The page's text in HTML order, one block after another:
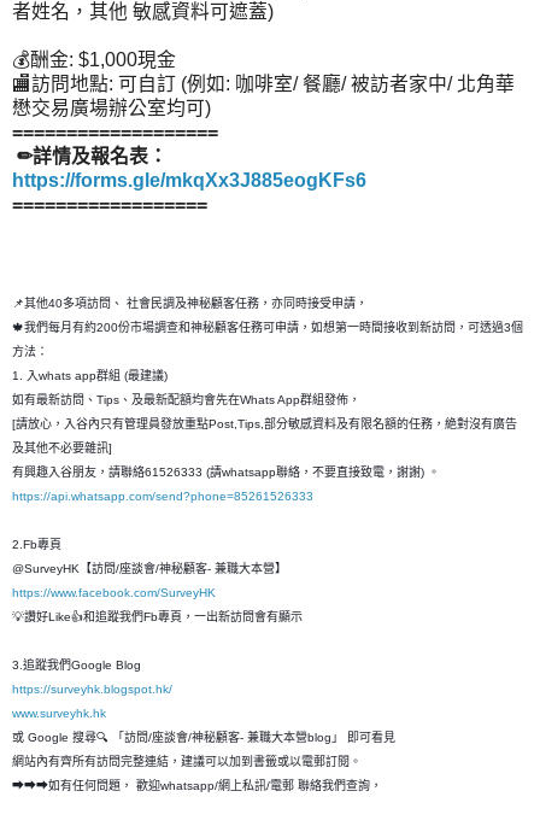
者姓名，其他 敏感資料可遮蓋)
💰酬金: $1,000現金
🏬訪問地點: 可自訂 (例如: 咖啡室/ 餐廳/ 被訪者家中/ 北角華
懋交易廣場辦公室均可)
===================
✏詳情及報名表：
https://forms.gle/mkqXx3J885eogKFs6
==================
📌其他40多項訪問、 社會民調及神秘顧客任務，亦同時接受申請，
🍁我們每月有約200份市場調查和神秘顧客任務可申請，如想第一時間接收到新訪問，可透過3個
方法：
1. 入whats app群組 (最建議)
如有最新訪問、Tips、及最新配額均會先在Whats App群組發佈，
[請放心，入谷內只有管理員發放重點Post,Tips,部分敏感資料及有限名額的任務，絶對沒有廣告
及其他不必要雜訊]
有興趣入谷朋友，請聯絡61526333 (請whatsapp聯絡，不要直接致電，謝謝) 。
https://api.whatsapp.com/send?phone=85261526333
2.Fb專頁
@SurveyHK【訪問/座談會/神秘顧客- 兼職大本營】
https://www.facebook.com/SurveyHK
💡讚好Like👍和追蹤我們Fb專頁，一出新訪問會有顯示
3.追蹤我們Google Blog
https://surveyhk.blogspot.hk/
www.surveyhk.hk
或 Google 搜尋🔍 「訪問/座談會/神秘顧客- 兼職大本營blog」 即可看見
網站內有齊所有訪問完整連結，建議可以加到書籤或以電郵訂閱。
➡➡➡如有任何問題， 歡迎whatsapp/網上私訊/電郵 聯絡我們查詢，